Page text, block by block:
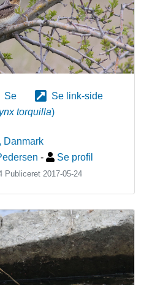
Se
Se link-side
torquilla)
, Danmark
- Se profil
Publiceret 2017-05-24